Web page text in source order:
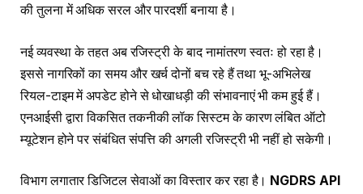
की तुलना में अधिक सरल और पारदर्शी बनाया है।
नई व्यवस्था के तहत अब रजिस्ट्री के बाद नामांतरण स्वतः हो रहा है।
इससे नागरिकों का समय और खर्च दोनों बच रहे हैं तथा भू-अभिलेख
रियल-टाइम में अपडेट होने से धोखाधड़ी की संभावनाएं भी कम हुई हैं।
एनआईसी द्वारा विकसित तकनीकी लॉक सिस्टम के कारण लंबित ऑटो
म्यूटेशन होने पर संबंधित संपत्ति की अगली रजिस्ट्री भी नहीं हो सकेगी।
विभाग लगातार डिजिटल सेवाओं का विस्तार कर रहा है। NGDRS API